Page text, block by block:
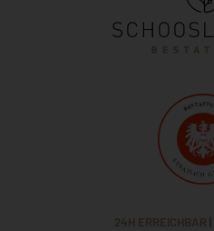
24H ERREICHBAR